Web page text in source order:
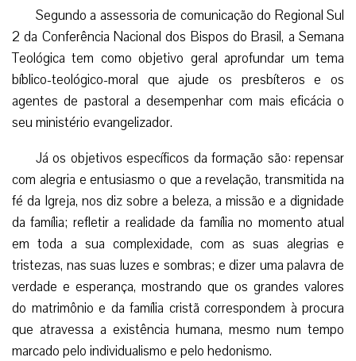
Segundo a assessoria de comunicação do Regional Sul
2 da Conferência Nacional dos Bispos do Brasil, a Semana
Teológica tem como objetivo geral aprofundar um tema
bíblico-teológico-moral que ajude os presbíteros e os
agentes de pastoral a desempenhar com mais eficácia o
seu ministério evangelizador.
Já os objetivos específicos da formação são: repensar
com alegria e entusiasmo o que a revelação, transmitida na
fé da Igreja, nos diz sobre a beleza, a missão e a dignidade
da família; refletir a realidade da família no momento atual
em toda a sua complexidade, com as suas alegrias e
tristezas, nas suas luzes e sombras; e dizer uma palavra de
verdade e esperança, mostrando que os grandes valores
do matrimônio e da família cristã correspondem à procura
que atravessa a existência humana, mesmo num tempo
marcado pelo individualismo e pelo hedonismo.